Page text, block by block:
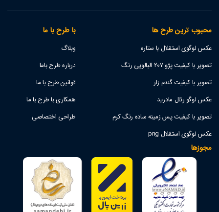
محبوب ترین طرح ها
عکس لوگوی استقلال با ستاره
تصویر با کیفیت پژو 207 البالویی رنگ
تصویر با کیفیت گندم زار
عکس لوگو رئال مادرید
تصویر با کیفیت پس زمینه ساده رنگ کرم
عکس لوگوی استقلال png
با طرح با ما
وبلاگ
درباره طرح باما
قوانین طرح با ما
همکاری با طرح با ما
طراحی اختصاصی
مجوزها